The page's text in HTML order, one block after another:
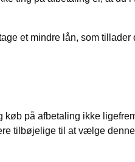
et mindre lån, som tillader
på afbetaling ikke
tilbøjelige til at vælge